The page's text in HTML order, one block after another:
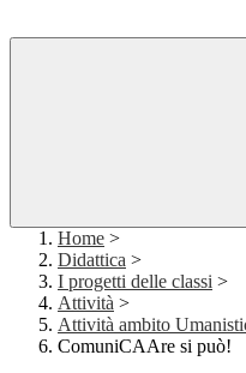
Home >
Didattica >
I progetti delle classi >
Attività >
Attività ambito
ComuniCAAre si può!